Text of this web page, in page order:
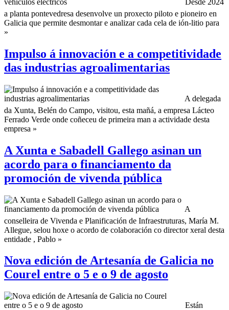
a planta pontevedresa desenvolve un proxecto piloto e pioneiro en
Galicia que permite desmontar e analizar cada cela de ión-litio para
»
Impulso á innovación e a competitividade
das industrias agroalimentarias
A delegada
da Xunta, Belén do Campo, visitou, esta mañá, a empresa Lácteo
Ferrado Verde onde coñeceu de primeira man a actividade desta
empresa »
A Xunta e Sabadell Gallego asinan un
acordo para o financiamento da
promoción de vivenda pública
A
conselleira de Vivenda e Planificación de Infraestruturas, María M.
Allegue, selou hoxe o acordo de colaboración co director xeral desta
entidade , Pablo »
Nova edición de Artesanía de Galicia no
Courel entre o 5 e o 9 de agosto
Están